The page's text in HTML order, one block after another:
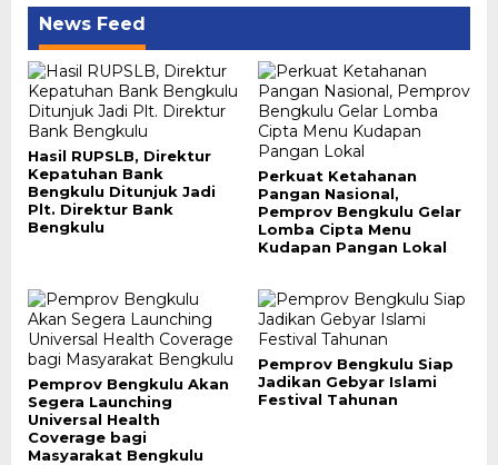
News Feed
Hasil RUPSLB, Direktur
Kepatuhan Bank
Bengkulu Ditunjuk Jadi
Plt. Direktur Bank
Bengkulu
Perkuat Ketahanan
Pangan Nasional,
Pemprov Bengkulu Gelar
Lomba Cipta Menu
Kudapan Pangan Lokal
Pemprov Bengkulu Akan
Segera Launching
Universal Health
Coverage bagi
Masyarakat Bengkulu
Pemprov Bengkulu Siap
Jadikan Gebyar Islami
Festival Tahunan